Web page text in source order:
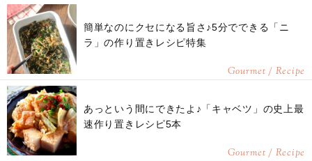
簡単なのにクセになる旨さ♪5分でできる「ニ
ラ」の作り置きレシピ特集
Gourmet / Recipe
あっという間にできたよ♪「キャベツ」の史上最
速作り置きレシピ5本
Gourmet / Recipe